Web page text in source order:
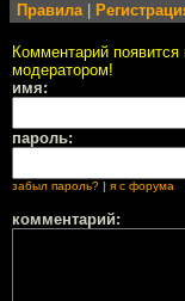
Правила|
Комментарий появится
модератором!
имя:
пароль:
забыл пароль? | я с форума
комментарий: